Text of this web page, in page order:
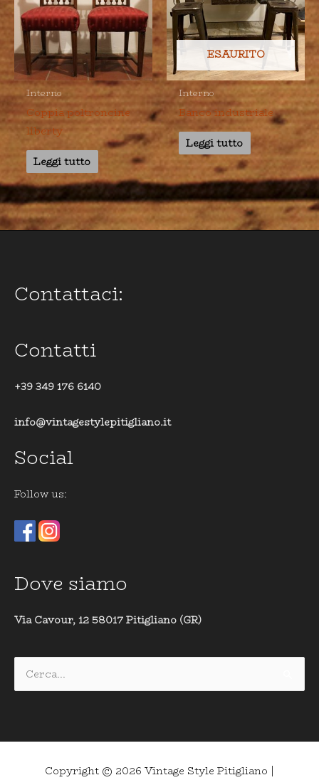
Interno
Coppia poltroncine
liberty
Leggi tutto
ESAURITO
Interno
Banco industriale
Leggi tutto
Contattaci:
Contatti
+39 349 176 6140
info@vintagestylepitigliano.it
Social
Follow us:
Dove siamo
Via Cavour, 12 58017 Pitigliano (GR)
Cerca:
Copyright © 2026 Vintage Style Pitigliano |